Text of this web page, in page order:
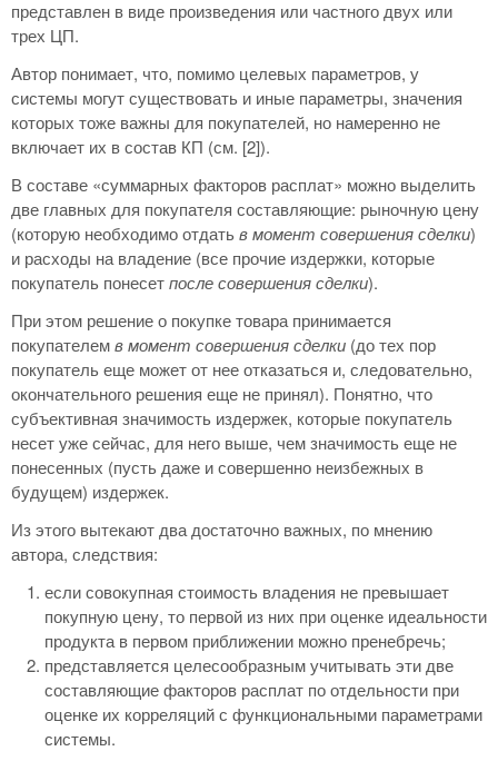
представлен в виде произведения или частного двух или
трех ЦП.
Автор понимает, что, помимо целевых параметров, у
системы могут существовать и иные параметры, значения
которых тоже важны для покупателей, но намеренно не
включает их в состав КП (см. [2]).
В составе «суммарных факторов расплат» можно выделить
две главных для покупателя составляющие: рыночную цену
(которую необходимо отдатьв момент совершения сделки)
и расходы на владение (все прочие издержки, которые
покупатель понесетпосле совершения сделки).
При этом решение о покупке товара принимается
покупателемв момент совершения сделки (до тех пор
покупатель еще может от нее отказаться и, следовательно,
окончательного решения еще не принял). Понятно, что
субъективная значимость издержек, которые покупатель
несет уже сейчас, для него выше, чем значимость еще не
понесенных (пусть даже и совершенно неизбежных в
будущем) издержек.
Из этого вытекают два достаточно важных, по мнению
автора, следствия:
если совокупная стоимость владения не превышает
покупную цену, то первой из них при оценке идеальности
продукта в первом приближении можно пренебречь;
представляется целесообразным учитывать эти две
составляющие факторов расплат по отдельности при
оценке их корреляций с функциональными параметрами
системы.